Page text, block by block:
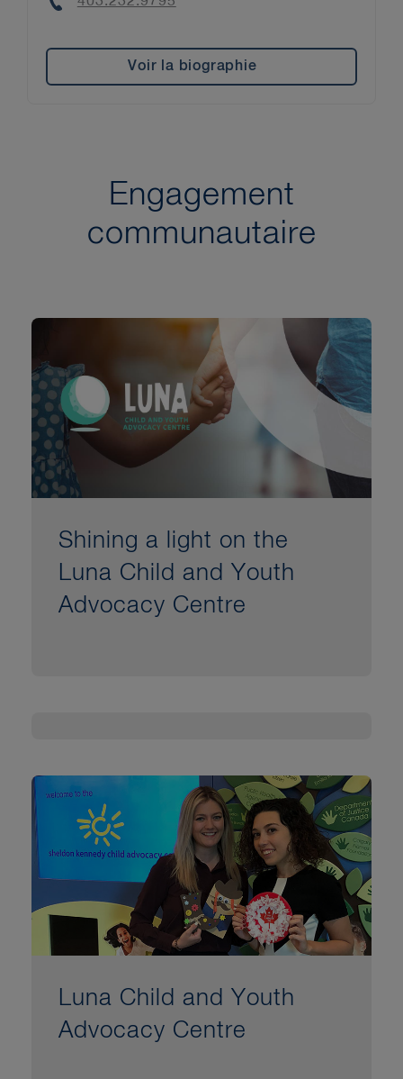
Voir la biographie
Engagement
communautaire
Shining a light on the
Luna Child and Youth
Advocacy Centre
Luna Child and Youth
Advocacy Centre